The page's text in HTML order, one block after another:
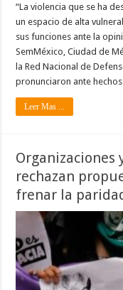
“La violencia que se ha
un espacio de alta
sus funciones ante la
SemMéxico, Ciudad de
la Red Nacional de
pronunciaron ante
Leer Mas ...
Organizaciones
rechazan
frenar la